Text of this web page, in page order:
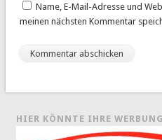
Name, E-Mail-Adresse und
meinen nächsten Kommentar
HIER KÖNNTE IHRE